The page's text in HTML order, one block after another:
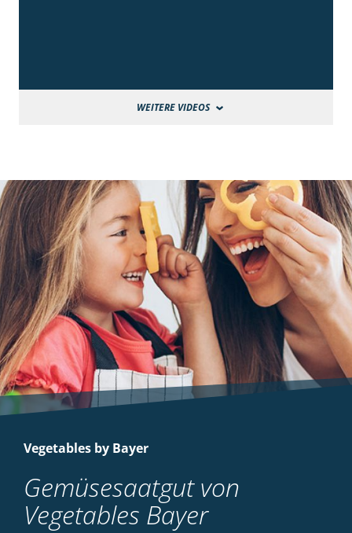
WEITERE VIDEOS
Vegetables by Bayer
Gemüsesaatgut von
Vegetables Bayer